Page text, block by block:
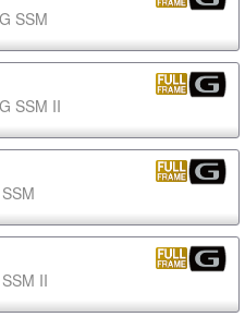
SSM
SSM II
II